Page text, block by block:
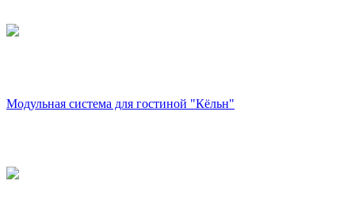
Модульная система для гостиной "Кёльн"